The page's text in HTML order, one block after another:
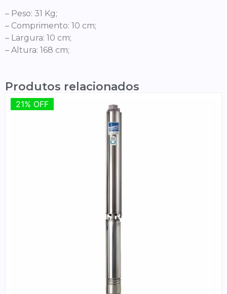
– Peso: 31 Kg;
– Comprimento: 10 cm;
– Largura: 10 cm;
– Altura: 168 cm;
Produtos relacionados
21% OFF
21% OFF